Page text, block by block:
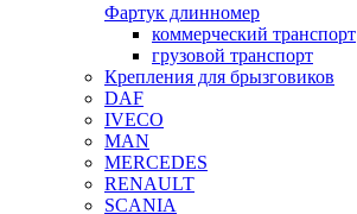
Фартук длинномер
коммерческий транспорт
грузовой транспорт
Крепления для брызговиков
DAF
IVECO
MAN
MERCEDES
RENAULT
SCANIA